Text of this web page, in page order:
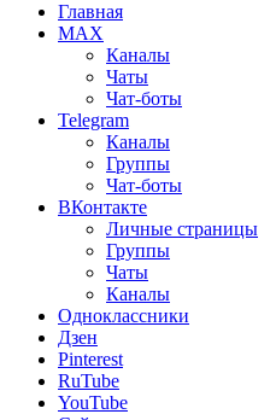
Главная
MAX
Каналы
Чаты
Чат-боты
Telegram
Каналы
Группы
Чат-боты
ВКонтакте
Личные страницы
Группы
Чаты
Каналы
Одноклассники
Дзен
Pinterest
RuTube
YouTube